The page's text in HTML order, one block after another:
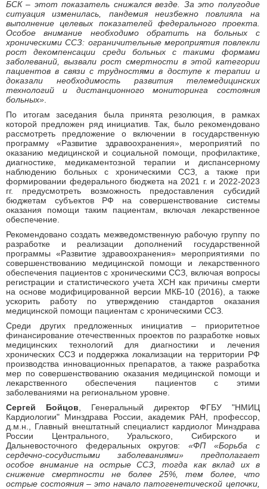
БСК – этот показатель снижался везде. За это полугодие
ситуация изменилась, пандемия неизбежно повлияла на
выполнение целевых показателей федерального проекта.
Особое внимание необходимо обратить на больных с
хроническими ССЗ: ограничительные мероприятия повлекли
рост декомпенсации среди больных с такими формами
заболеваний, вызвали рост смертности в этой категории
пациентов в связи с трудностями в доступе к терапии и
доказали необходимость развития телемедицинских
технологий и дистанционного мониторинга состояния
больных»
По итогам заседания была принята резолюция, в рамках
которой предложен ряд инициатив. Так, было рекомендовано
рассмотреть предложение о включении в государственную
программу «Развитие здравоохранения», мероприятий по
оказанию медицинской и социальной помощи, профилактике,
диагностике, медикаментозной терапии и диспансерному
наблюдению больных с хроническими ССЗ, а также при
формировании федерального бюджета на 2021 г. и 2022-2023
гг. предусмотреть возможность предоставления субсидий
бюджетам субъектов РФ на совершенствование системы
оказания помощи таким пациентам, включая лекарственное
обеспечение.
Рекомендовано создать межведомственную рабочую группу по
разработке и реализации дополнений государственной
программы «Развитие здравоохранения» мероприятиями по
совершенствованию медицинской помощи и лекарственного
обеспечения пациентов с хроническими ССЗ, включая вопросы
регистрации и статистического учета ХСН как причины смерти
на основе модифицированной версии МКБ-10 (2016), а также
ускорить работу по утверждению стандартов оказания
медицинской помощи пациентам с хроническими ССЗ.
Среди других предложенных инициатив – приоритетное
финансирование отечественных проектов по разработке новых
медицинских технологий для диагностики и лечения
хронических ССЗ и поддержка локализации на территории РФ
производства инновационных препаратов, а также разработка
мер по совершенствованию оказания медицинской помощи и
лекарственного обеспечения пациентов с этими
заболеваниями на региональном уровне.
Сергей Бойцов , Генеральный директор ФГБУ "НМИЦ
Кардиологии" Минздрава России, академик РАН, профессор,
д.м.н., Главный внештатный специалист кардиолог Минздрава
России Центрального, Уральского, Сибирского и
Дальневосточного федеральных округов:
«ФП «Борьба с
сердечно-сосудистыми заболеваниями» предполагает
особое внимание на острые ССЗ, тогда как вклад их в
снижение смертности не более 25%, тем более, что
острые состояния – это начало патогенетической цепочки,